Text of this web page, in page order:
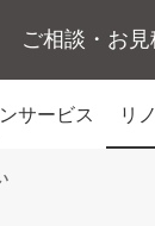
ご相談・お見
サービス リ